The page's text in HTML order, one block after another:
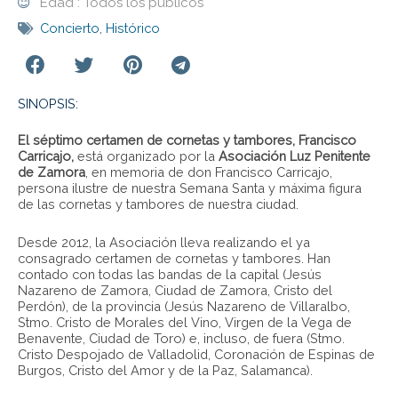
Concierto Histórico
SINOPSIS:
El séptimo certamen de cornetas y tambores, Francisco
Carricajo, está organizado por la Asociación Luz Penitente
de Zamora , en memoria de don Francisco Carricajo,
persona ilustre de nuestra Semana Santa y máxima figura
de las cornetas y tambores de nuestra ciudad.
Desde 2012, la Asociación lleva realizando el ya
consagrado certamen de cornetas y tambores. Han
contado con todas las bandas de la capital (Jesús
Nazareno de Zamora, Ciudad de Zamora, Cristo del
Perdón), de la provincia (Jesús Nazareno de Villaralbo,
Stmo. Cristo de Morales del Vino, Virgen de la Vega de
Benavente, Ciudad de Toro) e, incluso, de fuera (Stmo.
Cristo Despojado de Valladolid, Coronación de Espinas de
Burgos, Cristo del Amor y de la Paz, Salamanca).